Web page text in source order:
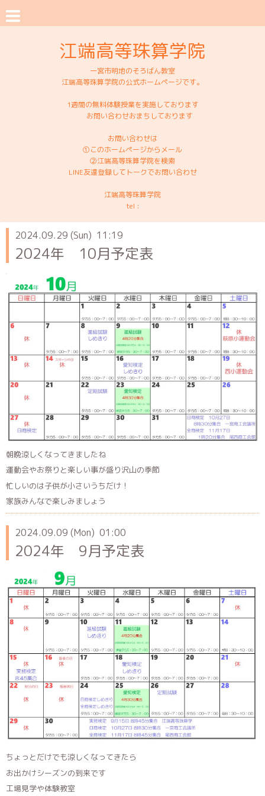
江端高等珠算学院
一宮市明地のそろばん教室
江端高等珠算学院の公式ホームページです。
1週間の無料体験授業を実施しております
お問い合わせおまちしております
お問い合わせは
①このホームページからメール
②江端高等珠算学院を検索
LINE友達登録してトークでお問い合わせ
江端高等珠算学院
tel :
2024.09.29 (Sun) 11:19
2024年 10月予定表
朝晩涼しくなってきましたね
運動会やお祭りと楽しい事が盛り沢山の季節
忙しいのは子供が小さいうちだけ！
家族みんなで楽しみましょう
2024.09.09 (Mon) 01:00
2024年 9月予定表
ちょっとだけでも涼しくなってきたら
お出かけシーズンの到来です
工場見学や体験教室